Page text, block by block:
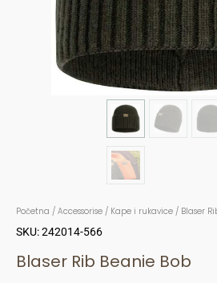
Početna / Accessorise / Kape i rukavice / Blaser
SKU: 242014-566
Blaser Rib Beanie Bob